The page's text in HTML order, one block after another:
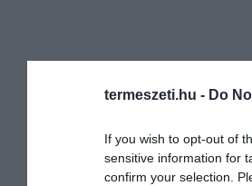
termeszeti.hu - Do
If you wish to opt-out of
sensitive information for
confirm your selection.